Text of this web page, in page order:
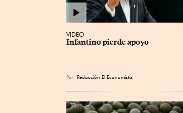
VIDEO
Infantino pierde apoyo
Por Redacción El Economista